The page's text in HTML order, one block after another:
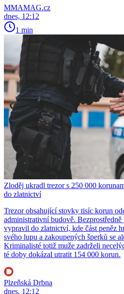
MMAMAG.cz
dnes, 12:12
1 min
Zloděj ukradl trezor s 250 000
do zlatnictví
Trezor obsahující stovky tisíc korun
administrativní budově. Bezprostředně
vypravil do zlatnictví, kde část peněz
svého lupu a zakoupených šperků se
Kriminalisté totiž muže zadrželi
té doby dokázal utratit 154 000 korun.
Plzeňská Drbna
dnes, 12:12